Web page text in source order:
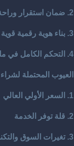
2. ضمان استقرار وراحة بال
3. بناء هوية رقمية قوية
4. التحكم الكامل في ملكيتك
العيوب المحتملة
1. السعر الأولي العالي
2. قلة توفر الخدمة
3. تغيرات السوق والتكنولوجيا